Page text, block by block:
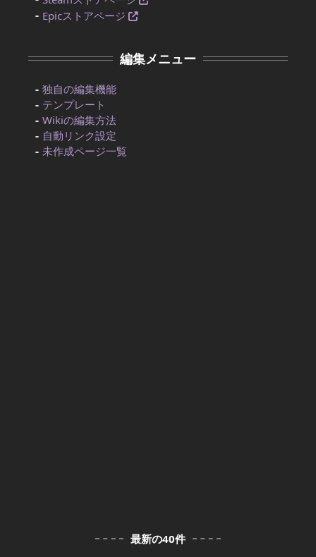
Epicストアページ
編集メニュー
独自の編集機能
テンプレート
Wikiの編集方法
自動リンク設定
未作成ページ一覧
最新の40件